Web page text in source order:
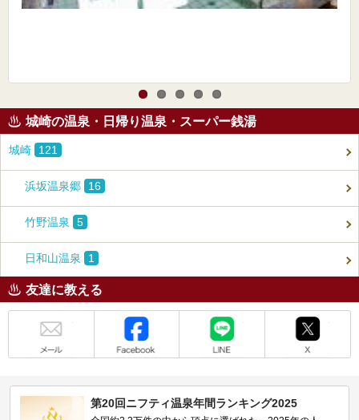
城崎の温泉・日帰り温泉・スーパー銭湯
城崎 121
浜坂温泉郷 16
竹野温泉 5
日和山温泉 1
友達に教える
第20回ニフティ温泉年間ランキング2025